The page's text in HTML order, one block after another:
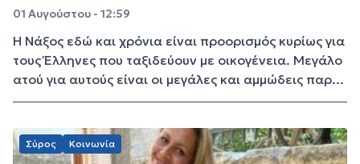
01 Αυγούστου - 12:59
Η Νάξος εδώ και χρόνια είναι προορισμός κυρίως για
τους Έλληνες που ταξιδεύουν με οικογένεια. Μεγάλο
ατού για αυτούς είναι οι μεγάλες και αμμώδεις παρ...
Σύρος Κοινωνία